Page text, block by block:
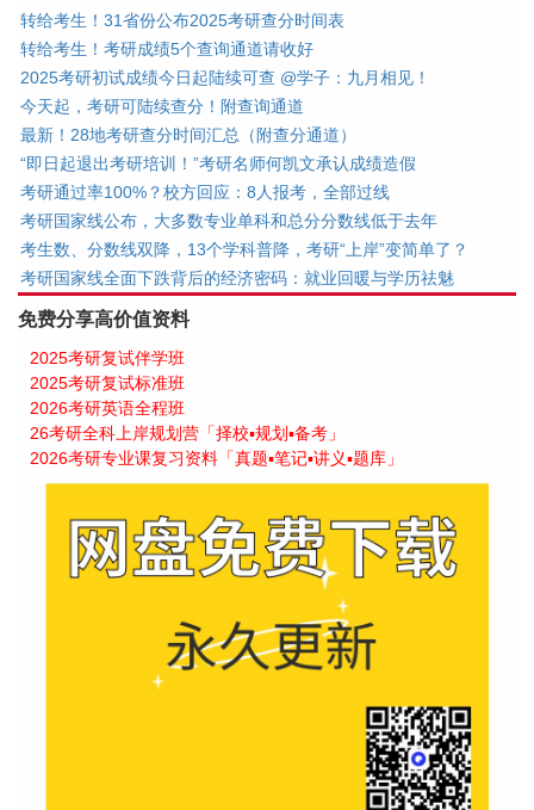
转给考生！31省份公布2025考研查分时间表
转给考生！考研成绩5个查询通道请收好
2025考研初试成绩今日起陆续可查 @学子：九月相见！
今天起，考研可陆续查分！附查询通道
最新！28地考研查分时间汇总（附查分通道）
“即日起退出考研培训！”考研名师何凯文承认成绩造假
考研通过率100%？校方回应：8人报考，全部过线
考研国家线公布，大多数专业单科和总分分数线低于去年
考生数、分数线双降，13个学科普降，考研“上岸”变简单了？
考研国家线全面下跌背后的经济密码：就业回暖与学历祛魅
免费分享高价值资料
2025考研复试伴学班
2025考研复试标准班
2026考研英语全程班
26考研全科上岸规划营「择校▪规划▪备考」
2026考研专业课复习资料「真题▪笔记▪讲义▪题库」